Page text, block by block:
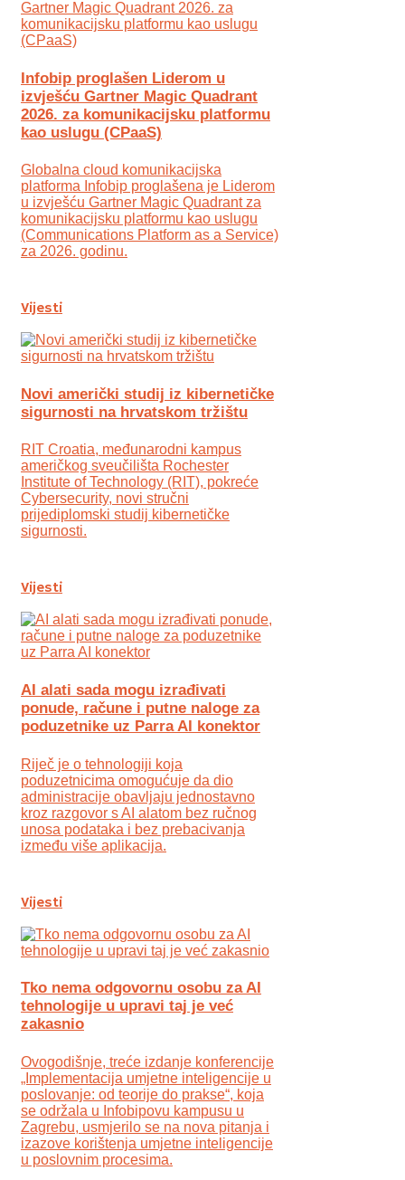
Infobip proglašen Liderom u
izvješću Gartner Magic Quadrant
2026. za komunikacijsku platformu
kao uslugu (CPaaS)
Globalna cloud komunikacijska
platforma Infobip proglašena je Liderom
u izvješću Gartner Magic Quadrant za
komunikacijsku platformu kao uslugu
(Communications Platform as a Service)
za 2026. godinu.
Vijesti
Novi američki studij iz kibernetičke
sigurnosti na hrvatskom tržištu
RIT Croatia, međunarodni kampus
američkog sveučilišta Rochester
Institute of Technology (RIT), pokreće
Cybersecurity, novi stručni
prijediplomski studij kibernetičke
sigurnosti.
Vijesti
AI alati sada mogu izrađivati
ponude, račune i putne naloge za
poduzetnike uz Parra AI konektor
Riječ je o tehnologiji koja
poduzetnicima omogućuje da dio
administracije obavljaju jednostavno
kroz razgovor s AI alatom bez ručnog
unosa podataka i bez prebacivanja
između više aplikacija.
Vijesti
Tko nema odgovornu osobu za AI
tehnologije u upravi taj je već
zakasnio
Ovogodišnje, treće izdanje konferencije
„Implementacija umjetne inteligencije u
poslovanje: od teorije do prakse“, koja
se održala u Infobipovu kampusu u
Zagrebu, usmjerilo se na nova pitanja i
izazove korištenja umjetne inteligencije
u poslovnim procesima.